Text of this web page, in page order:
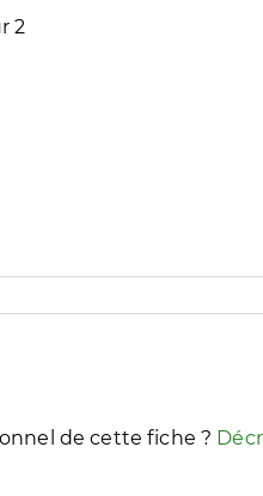
2
handicaps/besoins
de cette fiche ?